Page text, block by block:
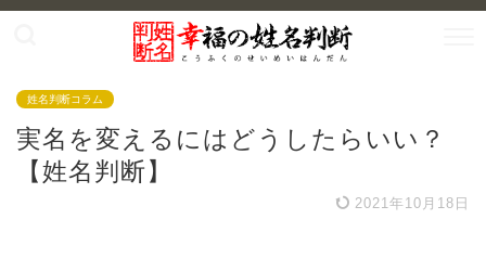
姓名判断コラム
実名を変えるにはどうしたらいい？
【姓名判断】
2021年10月18日